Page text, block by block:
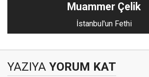
Muammer Çelik
İstanbul'un Fethi
YAZIYA YORUM KAT